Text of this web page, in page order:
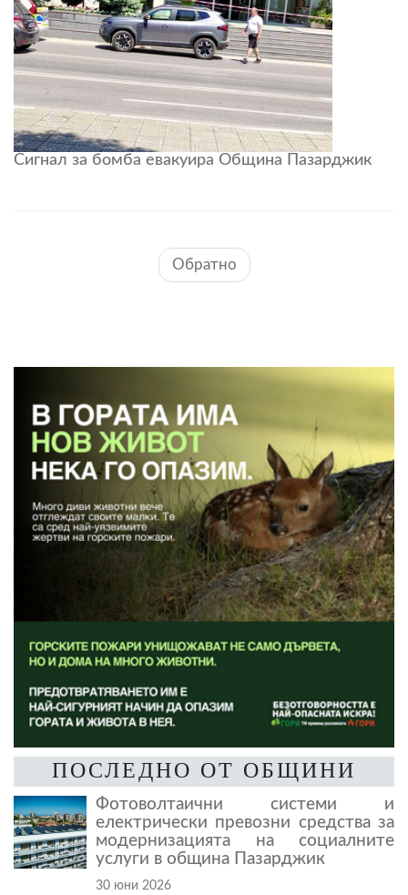
Сигнал за бомба евакуира Община Пазарджик
Обратно
ПОСЛЕДНО ОТ ОБЩИНИ
Фотоволтаични системи и
електрически превозни средства за
модернизацията на социалните
услуги в община Пазарджик
30 юни 2026